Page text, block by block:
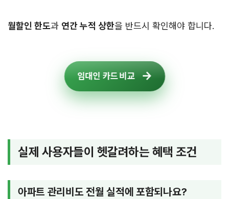
월할인 한도과 연간 누적 상한을 반드시 확인해야 합니다.
임대인 카드 비교
실제 사용자들이 헷갈려하는 혜택 조건
아파트 관리비도 전월 실적에 포함되나요?